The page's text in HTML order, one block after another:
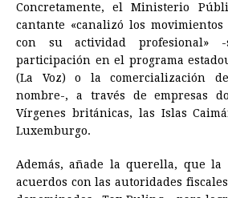
Concretamente, el Ministerio
cantante «canalizó los
con su actividad profesional» -
participación en el programa
(La Voz) o la comercialización
nombre-, a través de empresas
Vírgenes británicas, las Islas
Luxemburgo.
Además, añade la querella, que
acuerdos con las autoridades